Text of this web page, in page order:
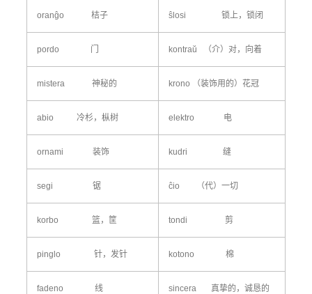
oranĝo 桔子 ŝlosi 锁上，锁闭
pordo 门 kontraŭ （介）对，向着
mistera 神秘的 krono （装饰用的）花冠
abio 冷杉，枞树 elektro 电
ornami 装饰 kudri 缝
segi 锯 ĉio （代）一切
korbo 篮，筐 tondi 剪
pinglo 针，发针 kotono 棉
fadeno 线 sincera 真挚的，诚恳的